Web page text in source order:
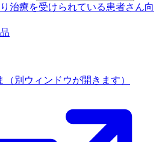
治療を受けられている患者さん向
（別ウィンドウが開きます）